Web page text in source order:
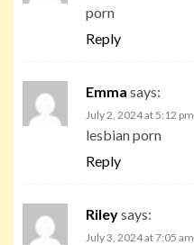
porn
Reply
Emma says:
July 2, 2024 at 5:12 pm
lesbian porn
Reply
Rileysays:
July 3, 2024 at 7:05 am